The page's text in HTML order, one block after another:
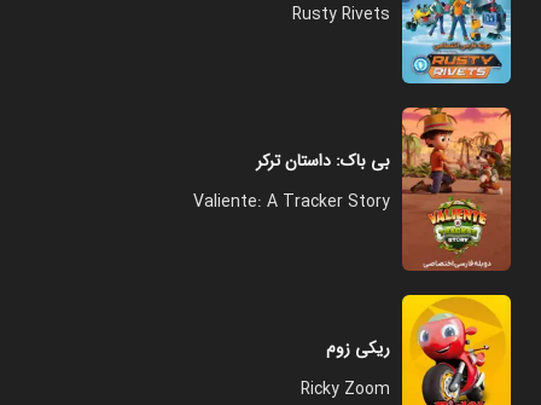
Rusty Rivets
بی باک: داستان ترکر
Valiente: A Tracker Story
ریکی زوم
Ricky Zoom